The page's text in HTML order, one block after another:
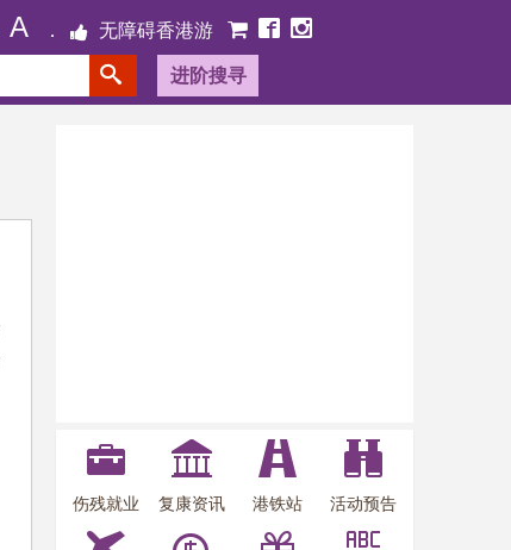
A 无障碍香港游
进阶搜寻
伤残就业 复康资讯 港铁站 活动预告